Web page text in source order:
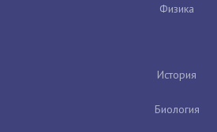
Физика
История
Биология